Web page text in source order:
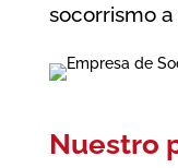
socorrismo
Nuestro